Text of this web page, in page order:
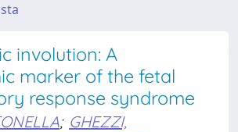
involution: A
marker of the fetal
response syndrome
; GHEZZI,